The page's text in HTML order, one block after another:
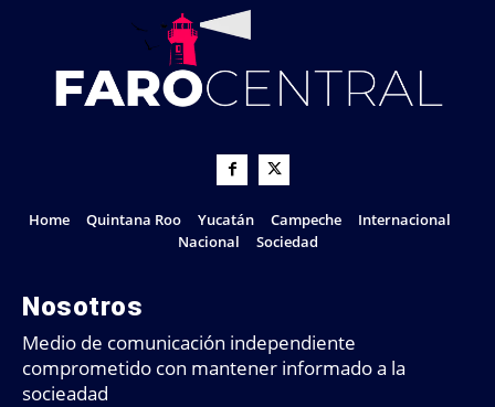
Home Quintana Roo Yucatán Campeche
Internacional
Nacional
Sociedad
Nosotros
Medio de comunicación independiente
comprometido con mantener informado a la
socieadad